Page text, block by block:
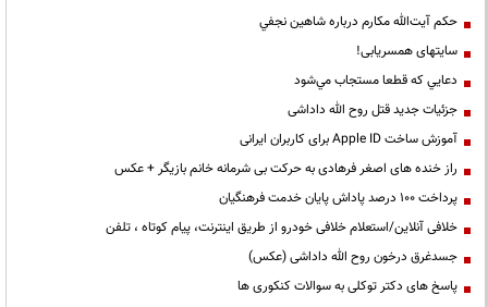
حكم آيت‌الله مكارم درباره شاهين نجفي
سایتهای همسریابی!
دعايي كه قطعا مستجاب مي‌شود
جزئیات جدید قتل روح الله داداشی
آموزش ساخت Apple ID برای کاربران ایرانی
راز خنده های اصغر فرهادی به حرکت بی شرمانه خانم بازیگر + عکس
پرداخت ۱۰۰ درصد پاداش پایان خدمت فرهنگیان
خلافی آنلاین/استعلام خلافی خودرو از طریق اینترنت، پیام کوتاه ، تلفن
جسدغرق درخون روح الله داداشی (عکس)
پاسخ های دکتر توکلی به سوالات کنکوری ها